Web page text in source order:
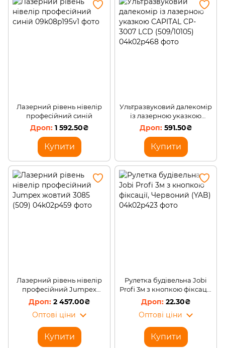
Лазерний рівень нівелір
професійний синій
1 592.50₴
Купити
Ультразвуковий далекомір
із лазерною указкою
CAPITAL CP-3007 LCD
591.50₴
Купити
Лазерний рівень нівелір
професійний Jumpex
жовтий 3085 (509)
2 457.00₴
Оптові ціни
Купити
Рулетка будівельна Jobi
Profi 3м з кнопкою фіксації,
Червоний (YAB)
22.30₴
Оптові ціни
Купити